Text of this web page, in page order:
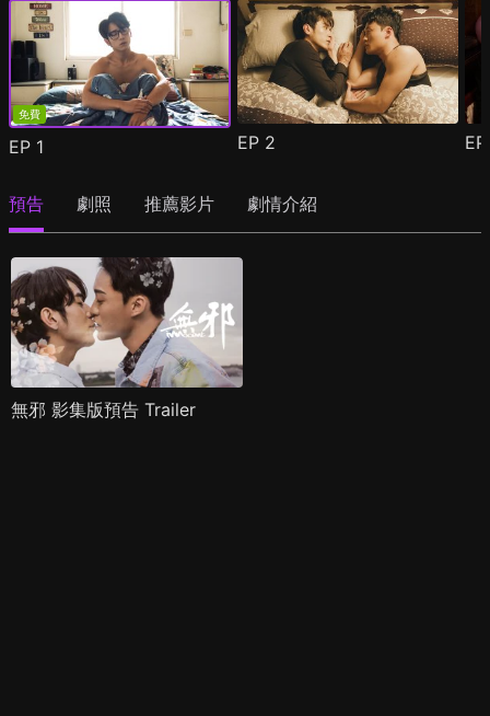
免費
EP 1 EP 2
預告 劇照 推薦影片 劇情介紹
無邪 影集版預告 Trailer